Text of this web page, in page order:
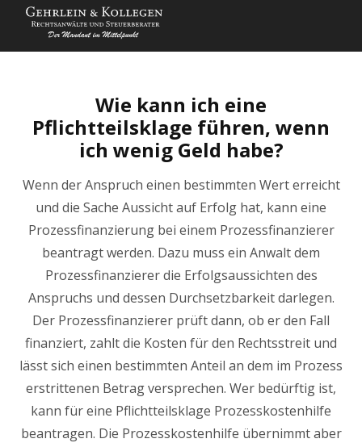
Wie kann ich eine
Pflichtteilsklage führen, wenn
ich wenig Geld habe?
Wenn der Anspruch einen bestimmten Wert erreicht
und die Sache Aussicht auf Erfolg hat, kann eine
Prozessfinanzierung bei einem Prozessfinanzierer
beantragt werden. Dazu muss ein Anwalt dem
Prozessfinanzierer die Erfolgsaussichten des
Anspruchs und dessen Durchsetzbarkeit darlegen.
Der Prozessfinanzierer prüft dann, ob er den Fall
finanziert, zahlt die Kosten für den Rechtsstreit und
lässt sich einen bestimmten Anteil an dem im Prozess
erstrittenen Betrag versprechen. Wer bedürftig ist,
kann für eine Pflichtteilsklage Prozesskostenhilfe
beantragen. Die Prozesskostenhilfe übernimmt aber